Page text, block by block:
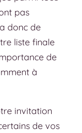
pas
donc de
liste finale
de
à
invitation
de vos